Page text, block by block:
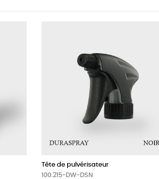
Valves TR412 pneu tubeless...
106-412-50